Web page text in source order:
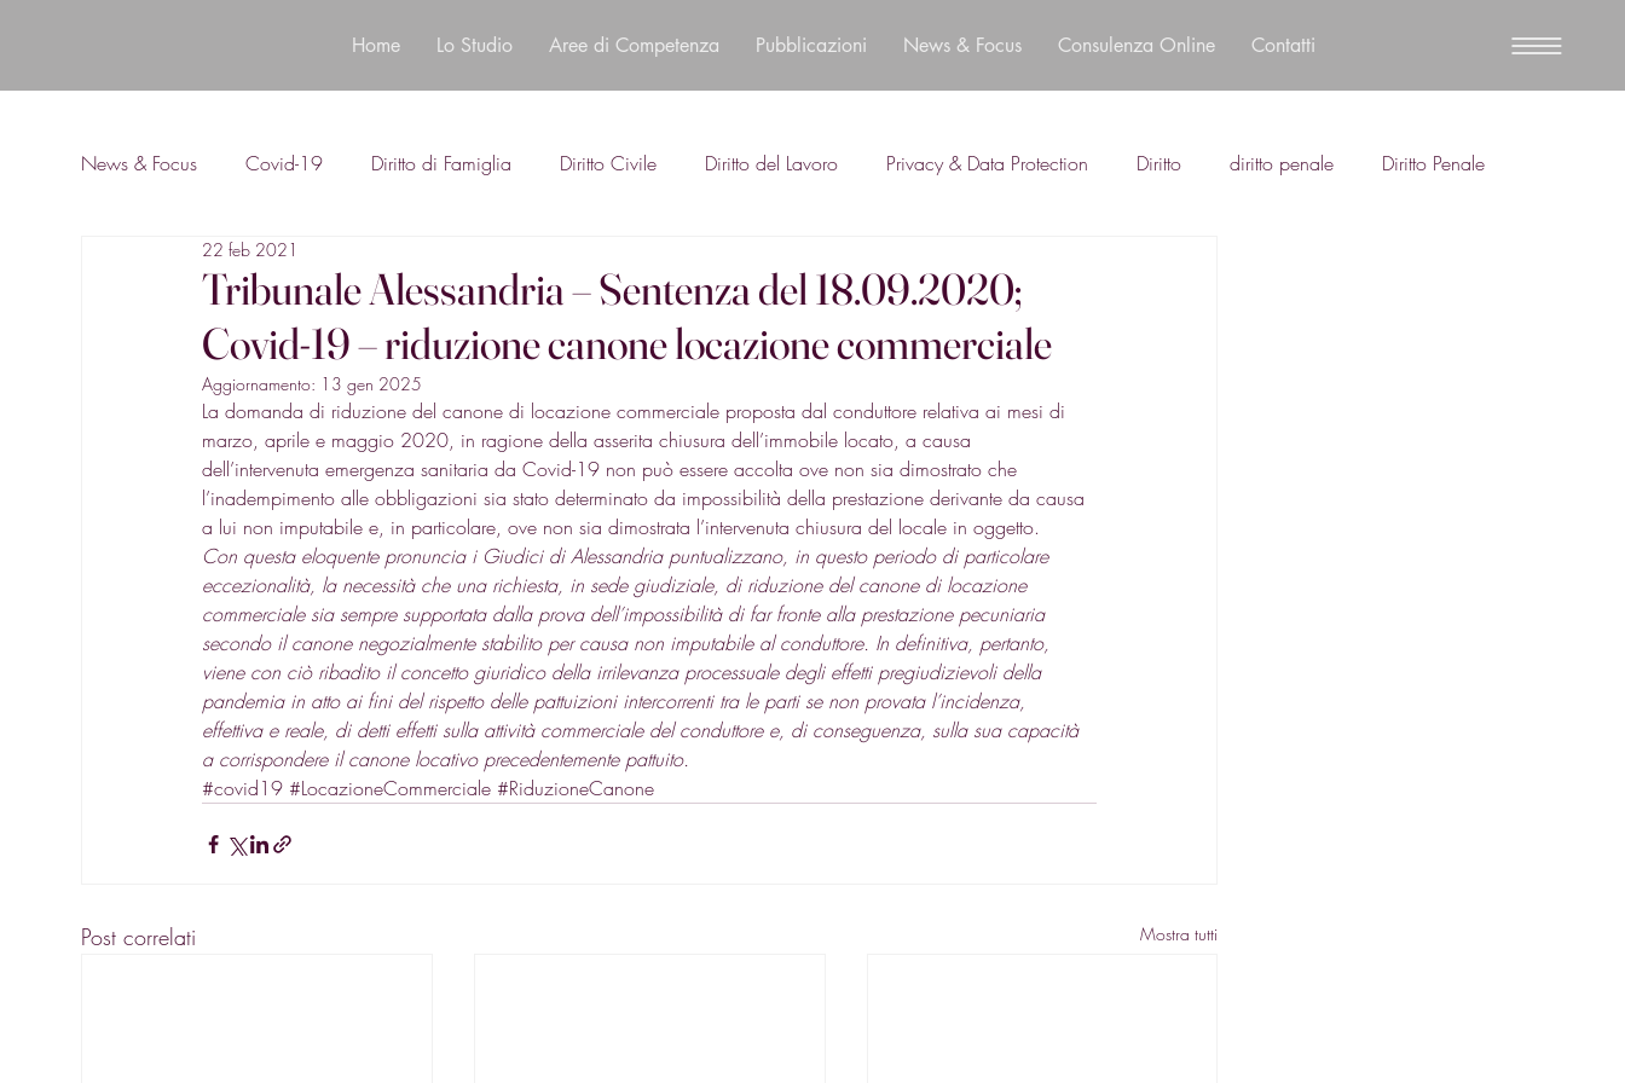
Home Lo Studio Aree di Competenza Pubblicazioni News & Focus Consulenza Online Contatti
News & Focus Covid-19 Diritto di Famiglia Diritto Civile Diritto del Lavoro Privacy & Data Protection Diritto diritto penale Diritto Penale
Diritto Bancario
Tribunale Alessandria – Sentenza del 18.09.2020;
Covid-19 – riduzione canone locazione commerciale
22 feb 2021
Aggiornamento: 13 gen 2025
La domanda di riduzione del canone di locazione commerciale proposta dal conduttore relativa ai mesi di
marzo, aprile e maggio 2020, in ragione della asserita chiusura dell’immobile locato, a causa
dell’intervenuta emergenza sanitaria da Covid-19 non può essere accolta ove non sia dimostrato che
l’inadempimento alle obbligazioni sia stato determinato da impossibilità della prestazione derivante da causa
a lui non imputabile e, in particolare, ove non sia dimostrata l’intervenuta chiusura del locale in oggetto.
Con questa eloquente pronuncia i Giudici di Alessandria puntualizzano, in questo periodo di particolare
eccezionalità, la necessità che una richiesta, in sede giudiziale, di riduzione del canone di locazione
commerciale sia sempre supportata dalla prova dell’impossibilità di far fronte alla prestazione pecuniaria
secondo il canone negozialmente stabilito per causa non imputabile al conduttore. In definitiva, pertanto,
viene con ciò ribadito il concetto giuridico della irrilevanza processuale degli effetti pregiudizievoli della
pandemia in atto ai fini del rispetto delle pattuizioni intercorrenti tra le parti se non provata l’incidenza,
effettiva e reale, di detti effetti sulla attività commerciale del conduttore e, di conseguenza, sulla sua capacità
a corrispondere il canone locativo precedentemente pattuito.
#covid19 #LocazioneCommerciale #RiduzioneCanone
Post correlati Mostra tutti